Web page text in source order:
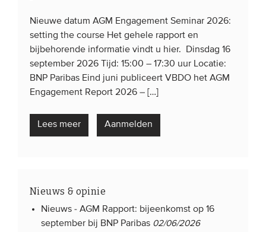
Nieuwe datum AGM Engagement Seminar 2026:
setting the course Het gehele rapport en
bijbehorende informatie vindt u hier. Dinsdag 16
september 2026 Tijd: 15:00 – 17:30 uur Locatie:
BNP Paribas Eind juni publiceert VBDO het AGM
Engagement Report 2026 – […]
Lees meer Aanmelden
Nieuws & opinie
Nieuws -AGM Rapport: bijeenkomst op 16
september bij BNP Paribas 02/06/2026